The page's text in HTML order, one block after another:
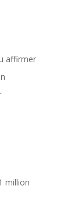
affirmer
million